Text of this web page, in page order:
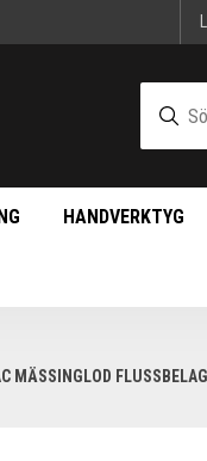
HANDVERKTYG
MÄSSINGLOD